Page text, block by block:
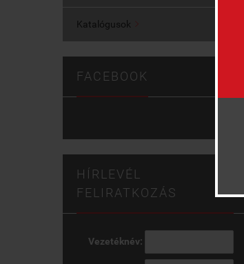
Katalógusok
FACEBOOK
HÍRLEVÉL
FELIRATKOZÁS
Vezetéknév: